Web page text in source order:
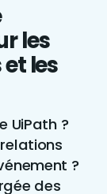
les
les
UiPath ?
?
des